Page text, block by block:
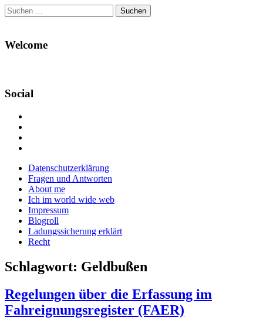
Suchen
nach:
Welcome
Social
Facebook
anzeigen
Twitter
anzeigen
auf
Instagram
anzeigen
Main
menu
Skip
content
Datenschutzerklärung
Fragen und Antworten
About me
Ich im world wide web
Impressum
Blogroll
Ladungssicherung erklärt
Recht
Schlagwort: Geldbußen
Regelungen über die Erfassung im
Fahreignungsregister (FAER)